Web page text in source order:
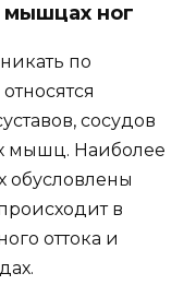
ног
по
сосудов
мышц. Наиболее
обусловлены
в
оттока и